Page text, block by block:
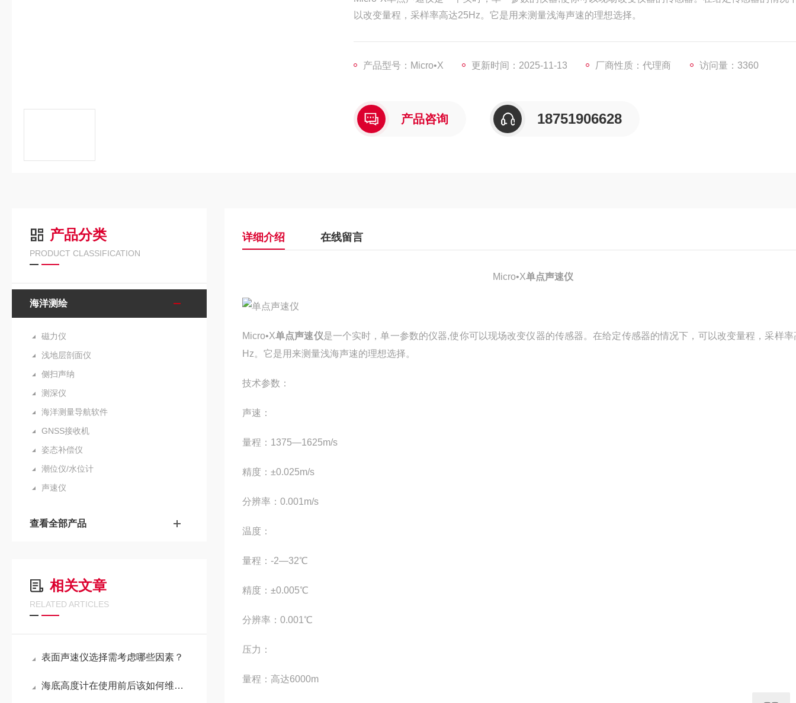
以改变量程，采样率高达25Hz。它是用来测量浅海声速的理想选择。
产品型号：Micro•X 更新时间：2025-11-13 厂商性质：代理商 访问量：3360
产品咨询 18751906628
产品分类
PRODUCT CLASSIFICATION
海洋测绘
磁力仪
浅地层剖面仪
侧扫声纳
测深仪
海洋测量导航软件
GNSS接收机
姿态补偿仪
潮位仪/水位计
声速仪
查看全部产品
相关文章
RELATED ARTICLES
表面声速仪选择需考虑哪些因素？
海底高度计在使用前后该如何维护及保养？
详细介绍 在线留言
Micro•X单点声速仪
Micro•X单点声速仪是一个实时，单一参数的仪器,使你可以现场改变仪器的传感器。在给定传感器的情况下，可以改变量程，采样率
Hz。它是用来测量浅海声速的理想选择。
技术参数：
声速：
量程：1375—1625m/s
精度：±0.025m/s
分辨率：0.001m/s
温度：
量程：-2—32℃
精度：±0.005℃
分辨率：0.001℃
压力：
量程：高达6000m